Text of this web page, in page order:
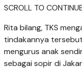
SCROLL TO
Rita bilang, TKS
tindakannya
mengurus anak
sebagai sopir di